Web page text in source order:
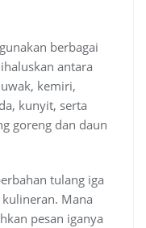
berbagai
antara
kemiri,
kunyit, serta
goreng dan daun
tulang iga
Mana
pesan iganya